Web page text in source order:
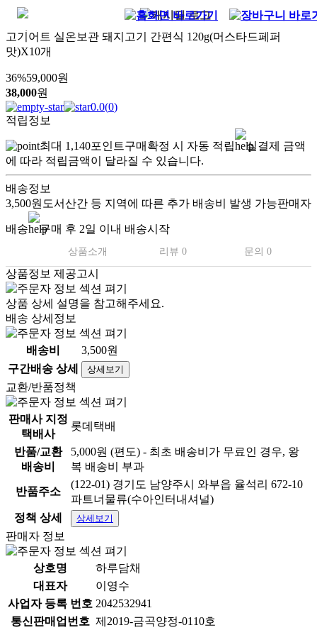
고기어트 실온보관 돼지고기 간편식 120g(머스타드페퍼
맛)X10개
36%59,000원
38,000원
0.0(0)
적립정보
최대 1,140포인트구매확정 시 자동 적립
실결제 금액
에 따라 적립금액이 달라질 수 있습니다.
배송정보
3,500원 도서산간 등 지역에 따른 추가 배송비 발생 가능판매자
배송 구매 후 2일 이내 배송시작
상품소개 리뷰 0 문의 0
상품정보 제공고시
상품 상세 설명을 참고해주세요.
배송 상세정보
배송비
3,500원
구간배송 상세
상세보기
교환/반품정책
판매사 지정
택배사
롯데택배
반품/교환
배송비
5,000원 (편도) - 최초 배송비가 무료인 경우, 왕
복 배송비 부과
반품주소
(122-01) 경기도 남양주시 와부읍 율석리 672-10
파트너물류(수아인터내셔널)
정책 상세
상세보기
판매자 정보
상호명
하루담채
대표자
이영수
사업자 등록 번호 2042532941
통신판매업번호 제2019-금곡양정-0110호